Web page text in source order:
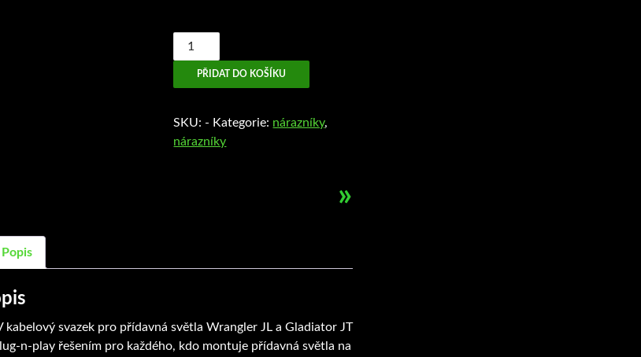
AEV
elektrický
svazekPŘIDAT DO KOŠÍKU
SKU: - Kategorie: nárazníky,
nárazníky
»
Popis
kabelový svazek pro přídavná světla Wrangler JL a Gladiator JT
n-play řešením pro každého, kdo montuje přídavná světla na